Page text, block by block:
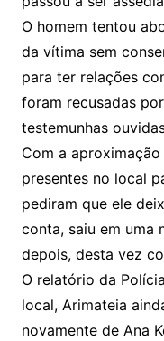
O homem tentou
da vítima sem
para ter relações
foram recusadas
testemunhas
Com a
presentes no local
pediram que ele
conta, saiu em uma
depois, desta vez
O relatório da
local, Arimateia
novamente de Ana